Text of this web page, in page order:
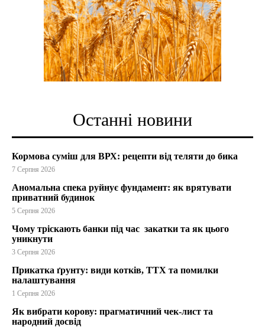
Останні новини
Кормова суміш для ВРХ: рецепти від теляти до бика
7 Серпня 2026
Аномальна спека руйнує фундамент: як врятувати
приватний будинок
5 Серпня 2026
Чому тріскають банки під час закатки та як цього
уникнути
3 Серпня 2026
Прикатка ґрунту: види котків, ТТХ та помилки
налаштування
1 Серпня 2026
Як вибрати корову: прагматичний чек-лист та
народний досвід